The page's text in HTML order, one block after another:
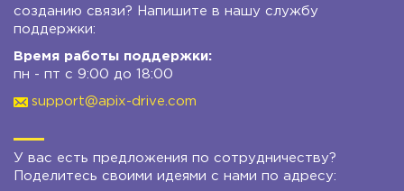
созданию связи? Напишите в нашу службу
поддержки:
Время работы поддержки:
пн - пт с 9:00 до 18:00
support@apix-drive.com
У вас есть предложения по сотрудничеству?
Поделитесь своими идеями с нами по адресу: